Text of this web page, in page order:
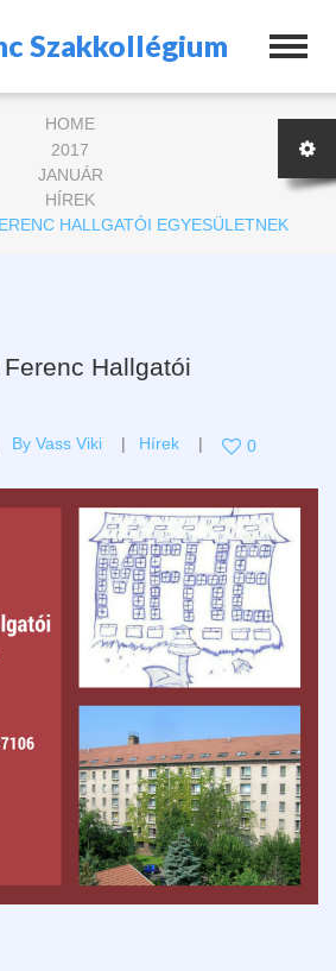
Szakkollégium
HOME
2017
JANUÁR
HÍREK
HALLGATÓI EGYESÜLETNEK
Hallgatói
By Vass Viki Hírek 0